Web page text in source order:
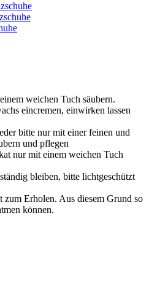
weichen Tuch säubern.
eincremen, einwirken lassen
bitte nur mit einer feinen und
und pflegen
nur mit einem weichen Tuch
bleiben, bitte lichtgeschützt
zum Erholen. Aus diesem Grund so
können.